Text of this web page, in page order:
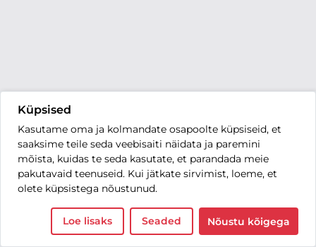
Küpsised
Kasutame oma ja kolmandate osapoolte küpsiseid, et
saaksime teile seda veebisaiti näidata ja paremini
mõista, kuidas te seda kasutate, et parandada meie
pakutavaid teenuseid. Kui jätkate sirvimist, loeme, et
olete küpsistega nõustunud.
Loe lisaks Seaded Nõustu kõigega